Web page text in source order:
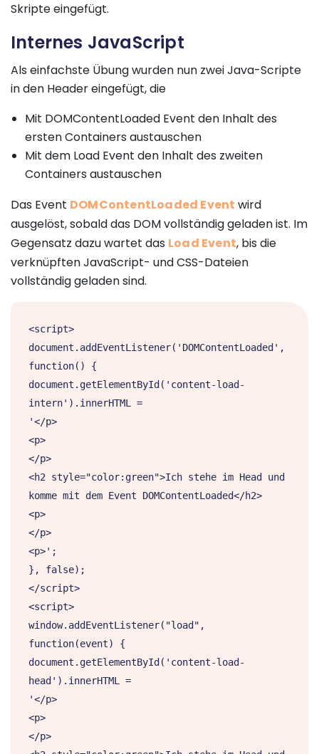
Skripte eingefügt.
Internes JavaScript
Als einfachste Übung wurden nun zwei Java-Scripte
in den Header eingefügt, die
Mit DOMContentLoaded Event den Inhalt des
ersten Containers austauschen
Mit dem Load Event den Inhalt des zweiten
Containers austauschen
Das Event DOMContentLoaded Event wird
ausgelöst, sobald das DOM vollständig geladen ist. Im
Gegensatz dazu wartet das Load Event, bis die
verknüpften JavaScript- und CSS-Dateien
vollständig geladen sind.
<script>
document.addEventListener('DOMContentLoaded',
function() {
document.getElementById('content-load-
intern').innerHTML =
'</p>
<p>
</p>
<h2 style="color:green">Ich stehe im Head und
komme mit dem Event DOMContentLoaded</h2>
<p>
</p>
<p>';
}, false);
</script>
<script>
window.addEventListener("load",
function(event) {
document.getElementById('content-load-
head').innerHTML =
'</p>
<p>
</p>